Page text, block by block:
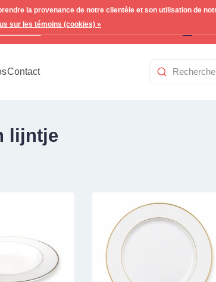
Contact
lijntje
la provenance de notre clientèle et son utilisation de
sur les témoins (cookies) »